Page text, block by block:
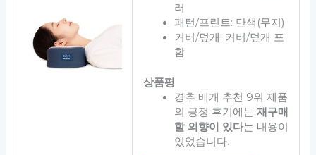
러
패턴/프린트: 단색(무지)
커버/덮개: 커버/덮개 포
함
상품평
경추 베개 추천 9위 제품
의 긍정 후기에는 재구매
할 의향이 있다는 내용이
있었습니다.